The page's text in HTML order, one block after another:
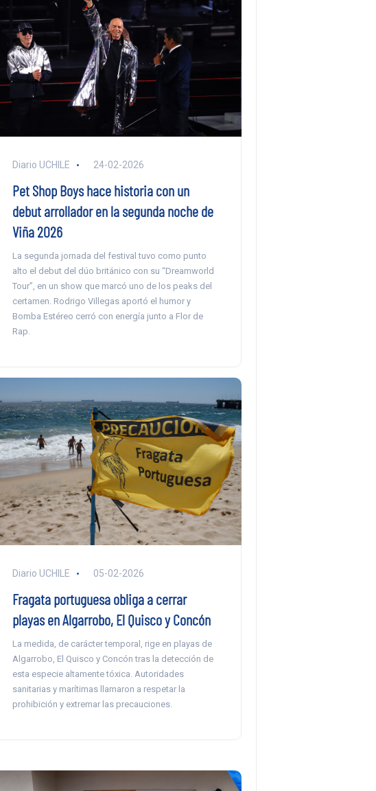
Diario UCHILE 24-02-2026
Pet Shop Boys hace historia con un
debut arrollador en la segunda noche de
Viña 2026
La segunda jornada del festival tuvo como punto
alto el debut del dúo británico con su “Dreamworld
Tour”, en un show que marcó uno de los peaks del
certamen. Rodrigo Villegas aportó el humor y
Bomba Estéreo cerró con energía junto a Flor de
Rap.
Diario UCHILE 05-02-2026
Fragata portuguesa obliga a cerrar
playas en Algarrobo, El Quisco y Concón
La medida, de carácter temporal, rige en playas de
Algarrobo, El Quisco y Concón tras la detección de
esta especie altamente tóxica. Autoridades
sanitarias y marítimas llamaron a respetar la
prohibición y extremar las precauciones.